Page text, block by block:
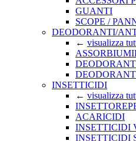
GUANTI
SCOPE /
DEODORANTI/
← visualizza
INSETTICIDI
← visualizza
ACARICIDI
INSETTICIDI
INSETTICIDI